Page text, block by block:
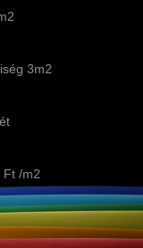
3m2
Ft /m2